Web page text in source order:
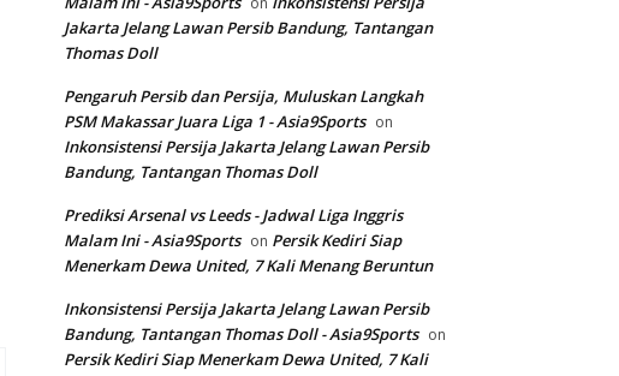
Jakarta Jelang Lawan Persib Bandung, Tantangan
Thomas Doll
Pengaruh Persib dan Persija, Muluskan Langkah
PSM Makassar Juara Liga 1 - Asia9Sports on
Inkonsistensi Persija Jakarta Jelang Lawan Persib
Bandung, Tantangan Thomas Doll
Prediksi Arsenal vs Leeds - Jadwal Liga Inggris
Malam Ini - Asia9Sports on Persik Kediri Siap
Menerkam Dewa United, 7 Kali Menang Beruntun
Inkonsistensi Persija Jakarta Jelang Lawan Persib
Bandung, Tantangan Thomas Doll - Asia9Sports on
Persik Kediri Siap Menerkam Dewa United, 7 Kali